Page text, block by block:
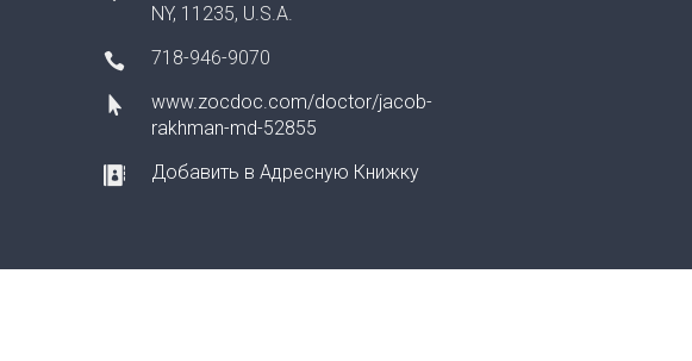
NY, 11235, U.S.A.
718-946-9070
www.zocdoc.com/doctor/jacob-
rakhman-md-52855
Добавить в Адресную Книжку